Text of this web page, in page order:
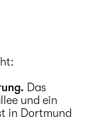
Das
und ein
in Dortmund